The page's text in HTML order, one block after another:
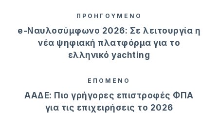
ΠΡΟΗΓΟΥΜΕΝΟ
e-Ναυλοσύμφωνο 2026: Σε λειτουργία η
νέα ψηφιακή πλατφόρμα για το
ελληνικό yachting
ΕΠΟΜΕΝΟ
ΑΑΔΕ: Πιο γρήγορες επιστροφές ΦΠΑ
για τις επιχειρήσεις το 2026